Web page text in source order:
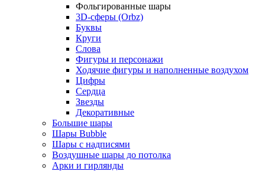
Фольгированные шары
3D-сферы (Orbz)
Буквы
Круги
Слова
Фигуры и персонажи
Ходячие фигуры и наполненные воздухом
Цифры
Сердца
Звезды
Декоративные
Большие шары
Шары Bubble
Шары с надписями
Воздушные шары до потолка
Арки и гирлянды